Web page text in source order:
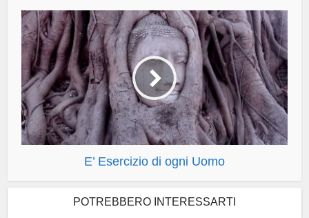
E’ Esercizio di ogni Uomo
POTREBBERO INTERESSARTI